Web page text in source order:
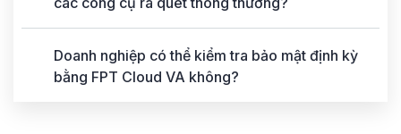
Doanh nghiệp có thể kiểm tra bảo mật định kỳ
bằng FPT Cloud VA không?